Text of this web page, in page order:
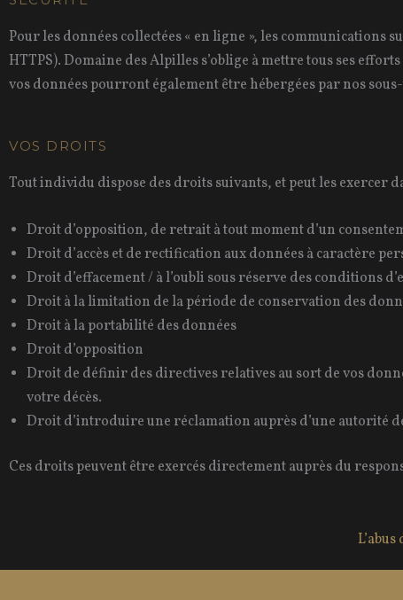
Pour les données collectées « en ligne », les communications
HTTPS). Domaine des Alpilles s’oblige à mettre tous ses
vos données pourront également être hébergées par nos
VOS DROITS
Tout individu dispose des droits suivants, et peut les exercer
Droit d’opposition, de retrait à tout moment d’un
Droit d’accès et de rectification aux données à caractère
Droit d’effacement / à l’oubli sous réserve des conditions
Droit à la limitation de la période de conservation des
Droit à la portabilité des données
Droit d’opposition
Droit de définir des directives relatives au sort de vos
votre décès.
Droit d’introduire une réclamation auprès d’une autorité
Ces droits peuvent être exercés directement auprès du